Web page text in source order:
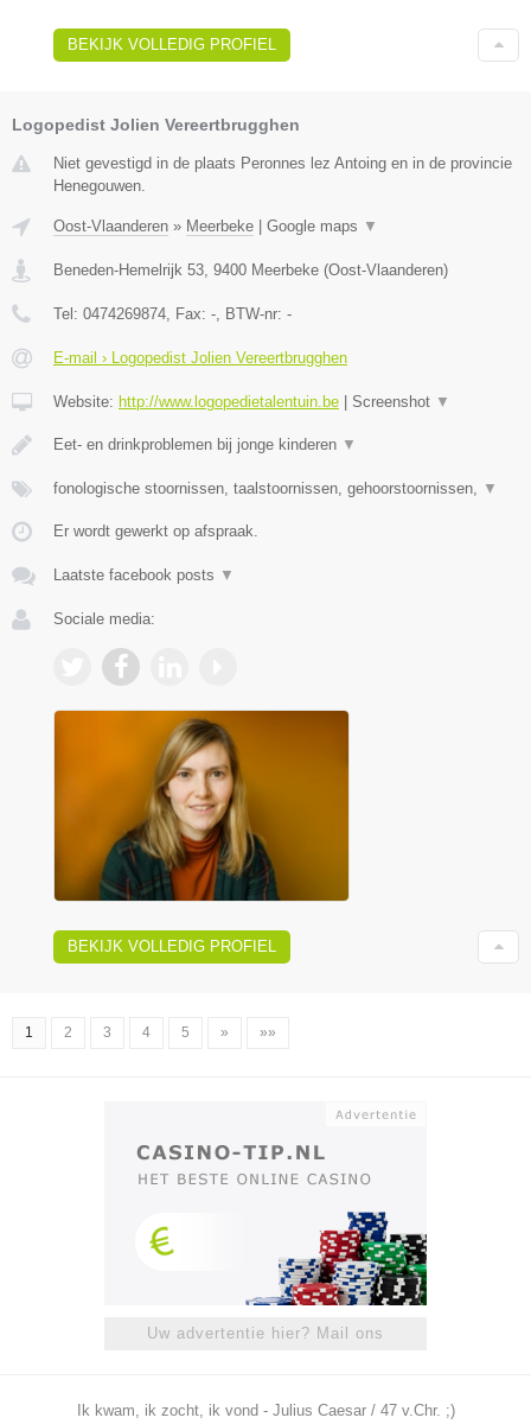
BEKIJK VOLLEDIG PROFIEL
Logopedist Jolien Vereertbrugghen
Niet gevestigd in de plaats Peronnes lez Antoing en in de provincie
Henegouwen.
Oost-Vlaanderen » Meerbeke Google maps ▼
Beneden-Hemelrijk 53, 9400 Meerbeke (Oost-Vlaanderen)
Tel: 0474269874, Fax: -, BTW-nr: -
E-mail › Logopedist Jolien Vereertbrugghen
Website: http://www.logopedietalentuin.be Screenshot ▼
Eet- en drinkproblemen bij jonge kinderen ▼
fonologische stoornissen, taalstoornissen, gehoorstoornissen, ▼
Er wordt gewerkt op afspraak.
Laatste facebook posts ▼
Sociale media:
BEKIJK VOLLEDIG PROFIEL
1 2 3 4 5 » »»
Uw advertentie hier? Mail ons
Ik kwam, ik zocht, ik vond - Julius Caesar / 47 v.Chr. ;)